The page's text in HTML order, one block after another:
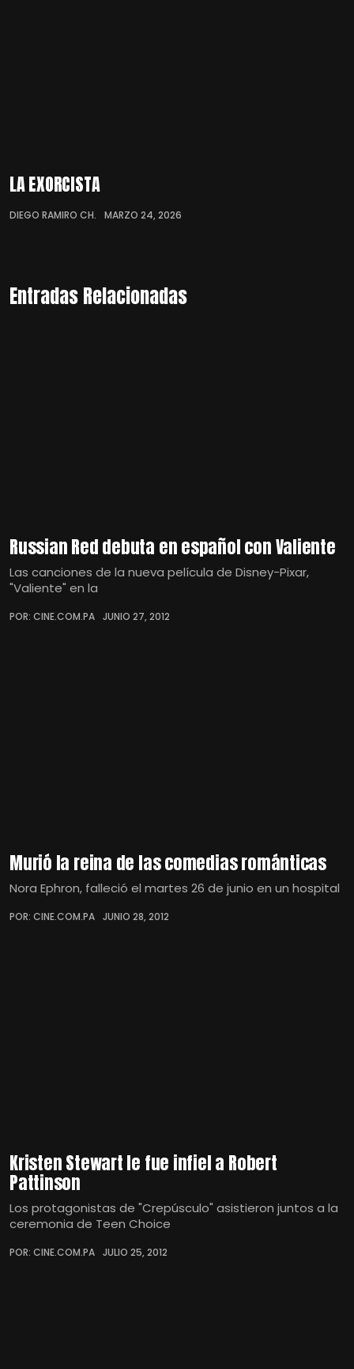
LA EXORCISTA
DIEGO RAMIRO CH. MARZO 24, 2026
Entradas Relacionadas
Russian Red debuta en español con Valiente
Las canciones de la nueva película de Disney-Pixar,
"Valiente" en la
POR: CINE.COM.PA JUNIO 27, 2012
Murió la reina de las comedias románticas
Nora Ephron, falleció el martes 26 de junio en un hospital
POR: CINE.COM.PA JUNIO 28, 2012
Kristen Stewart le fue infiel a Robert
Pattinson
Los protagonistas de "Crepúsculo" asistieron juntos a la
ceremonia de Teen Choice
POR: CINE.COM.PA JULIO 25, 2012